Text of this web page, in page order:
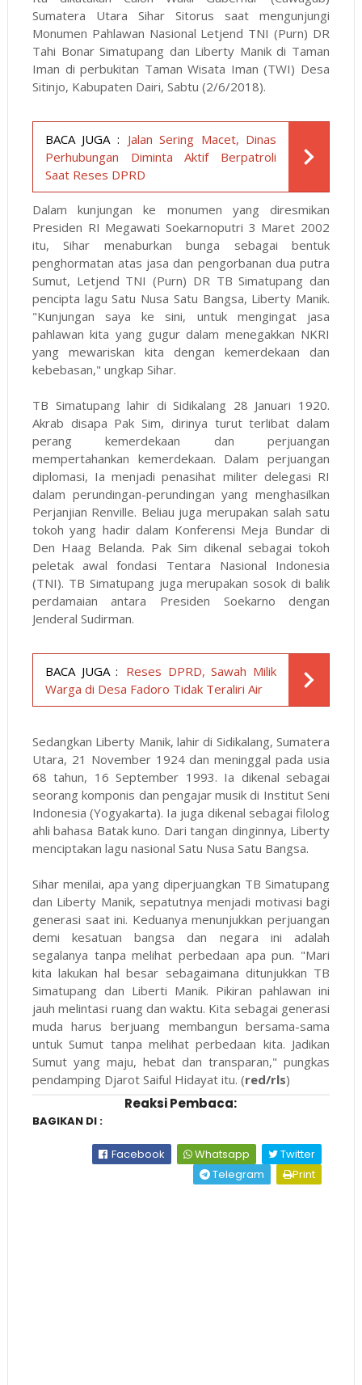
Sumatera Utara Sihar Sitorus saat mengunjungi
Monumen Pahlawan Nasional Letjend TNI (Purn) DR
Tahi Bonar Simatupang dan Liberty Manik di Taman
Iman di perbukitan Taman Wisata Iman (TWI) Desa
Sitinjo, Kabupaten Dairi, Sabtu (2/6/2018).
BACA JUGA : Jalan Sering Macet, Dinas
Perhubungan Diminta Aktif Berpatroli
Saat Reses DPRD
Dalam kunjungan ke monumen yang diresmikan
Presiden RI Megawati Soekarnoputri 3 Maret 2002
itu, Sihar menaburkan bunga sebagai bentuk
penghormatan atas jasa dan pengorbanan dua putra
Sumut, Letjend TNI (Purn) DR TB Simatupang dan
pencipta lagu Satu Nusa Satu Bangsa, Liberty Manik.
"Kunjungan saya ke sini, untuk mengingat jasa
pahlawan kita yang gugur dalam menegakkan NKRI
yang mewariskan kita dengan kemerdekaan dan
kebebasan," ungkap Sihar.
TB Simatupang lahir di Sidikalang 28 Januari 1920.
Akrab disapa Pak Sim, dirinya turut terlibat dalam
perang kemerdekaan dan perjuangan
mempertahankan kemerdekaan. Dalam perjuangan
diplomasi, Ia menjadi penasihat militer delegasi RI
dalam perundingan-perundingan yang menghasilkan
Perjanjian Renville. Beliau juga merupakan salah satu
tokoh yang hadir dalam Konferensi Meja Bundar di
Den Haag Belanda. Pak Sim dikenal sebagai tokoh
peletak awal fondasi Tentara Nasional Indonesia
(TNI). TB Simatupang juga merupakan sosok di balik
perdamaian antara Presiden Soekarno dengan
Jenderal Sudirman.
BACA JUGA : Reses DPRD, Sawah Milik
Warga di Desa Fadoro Tidak Teraliri Air
Sedangkan Liberty Manik, lahir di Sidikalang, Sumatera
Utara, 21 November 1924 dan meninggal pada usia
68 tahun, 16 September 1993. Ia dikenal sebagai
seorang komponis dan pengajar musik di Institut Seni
Indonesia (Yogyakarta). Ia juga dikenal sebagai filolog
ahli bahasa Batak kuno. Dari tangan dinginnya, Liberty
menciptakan lagu nasional Satu Nusa Satu Bangsa.
Sihar menilai, apa yang diperjuangkan TB Simatupang
dan Liberty Manik, sepatutnya menjadi motivasi bagi
generasi saat ini. Keduanya menunjukkan perjuangan
demi kesatuan bangsa dan negara ini adalah
segalanya tanpa melihat perbedaan apa pun. "Mari
kita lakukan hal besar sebagaimana ditunjukkan TB
Simatupang dan Liberti Manik. Pikiran pahlawan ini
jauh melintasi ruang dan waktu. Kita sebagai generasi
muda harus berjuang membangun bersama-sama
untuk Sumut tanpa melihat perbedaan kita. Jadikan
Sumut yang maju, hebat dan transparan," pungkas
pendamping Djarot Saiful Hidayat itu. (red/rls)
Reaksi Pembaca:
BAGIKAN DI :
Facebook Whatsapp
Twitter
Telegram
Print